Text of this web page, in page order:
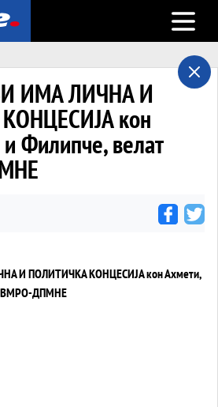
Open
ИМА ЛИЧНА И
кон
Филипче, велат